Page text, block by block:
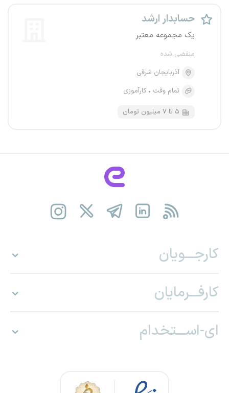
حسابدار ارشد
یک مجموعه معتبر
منقضی شده
آذربایجان شرقی
تمام وقت
کارآموزی
۵ تا ۷ میلیون تومان
کارجـــویان
کارفـــرمایان
ای-اســـتخدام